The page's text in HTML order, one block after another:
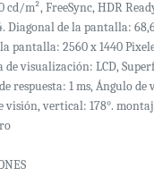
cd/m², FreeSync, HDR
Diagonal de la pantalla:
pantalla: 2560 x 1440
de visualización: LCD,
respuesta: 1 ms, Ángulo
visión, vertical: 178°.